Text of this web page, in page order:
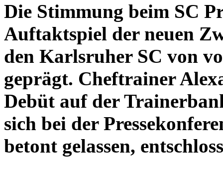
Die Stimmung beim SC
Auftaktspiel der neuen
den Karlsruher SC von
geprägt. Cheftrainer
Debüt auf der
sich bei der
betont gelassen,